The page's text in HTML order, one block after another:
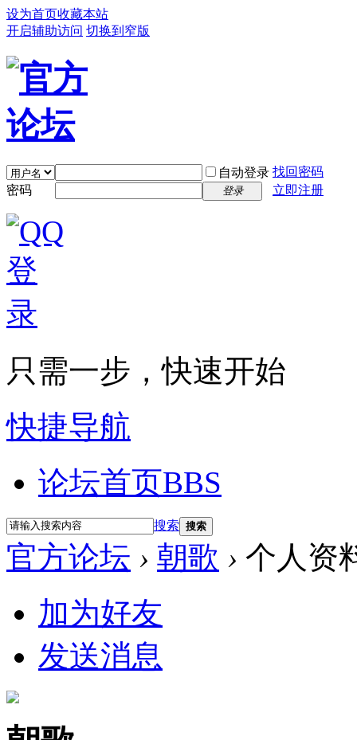
设为首页收藏本站
开启辅助访问 切换到窄版
自动登录 找回密码
密码
登录 立即注册
只需一步，快速开始
快捷导航
论坛首页BBS
搜索 搜索
官方论坛 › 朝歌 › 个人资
加为好友
发送消息